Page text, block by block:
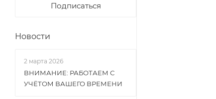
Подписаться
Новости
2 марта 2026
ВНИМАНИЕ: РАБОТАЕМ С
УЧЁТОМ ВАШЕГО ВРЕМЕНИ